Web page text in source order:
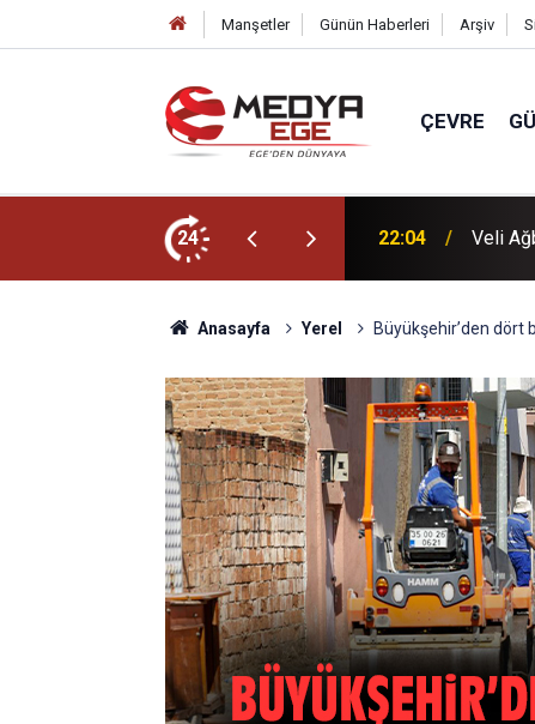
Manşetler Günün Haberleri Arşiv
ÇEVRE
24 22:00
Anasayfa Yerel Büyükşehir’den